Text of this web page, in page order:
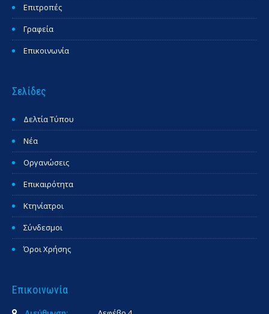
Επιτροπές
Γραφεία
Επικοινωνία
Σελίδες
Δελτία Τύπου
Νέα
Οργανώσεις
Επικαιρότητα
Κτηνίατροι
Σύνδεσμοι
Όροι Χρήσης
Επικοινωνία